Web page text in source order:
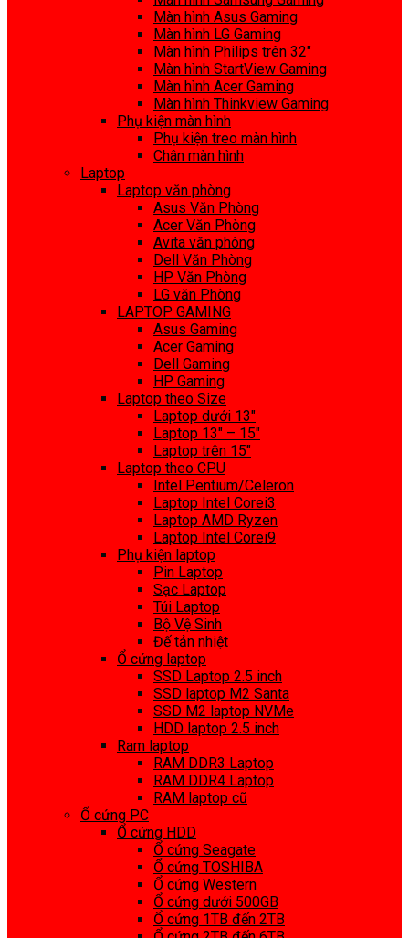
Màn hình Asus Gaming
Màn hình LG Gaming
Màn hình Philips trên 32″
Màn hình StartView Gaming
Màn hình Acer Gaming
Màn hình Thinkview Gaming
Phụ kiện màn hình
Phụ kiện treo màn hình
Chân màn hình
Laptop
Laptop văn phòng
Asus Văn Phòng
Acer Văn Phòng
Avita văn phòng
Dell Văn Phòng
HP Văn Phòng
LG văn Phòng
LAPTOP GAMING
Asus Gaming
Acer Gaming
Dell Gaming
HP Gaming
Laptop theo Size
Laptop dưới 13″
Laptop 13″ – 15″
Laptop trên 15″
Laptop theo CPU
Intel Pentium/Celeron
Laptop Intel Corei3
Laptop AMD Ryzen
Laptop Intel Corei9
Phụ kiện laptop
Pin Laptop
Sạc Laptop
Túi Laptop
Bộ Vệ Sinh
Đế tản nhiệt
Ổ cứng laptop
SSD Laptop 2.5 inch
SSD laptop M2 Santa
SSD M2 laptop NVMe
HDD laptop 2.5 inch
Ram laptop
RAM DDR3 Laptop
RAM DDR4 Laptop
RAM laptop cũ
Ổ cứng PC
Ổ cứng HDD
Ổ cứng Seagate
Ổ cứng TOSHIBA
Ổ cứng Western
Ổ cứng dưới 500GB
Ổ cứng 1TB đến 2TB